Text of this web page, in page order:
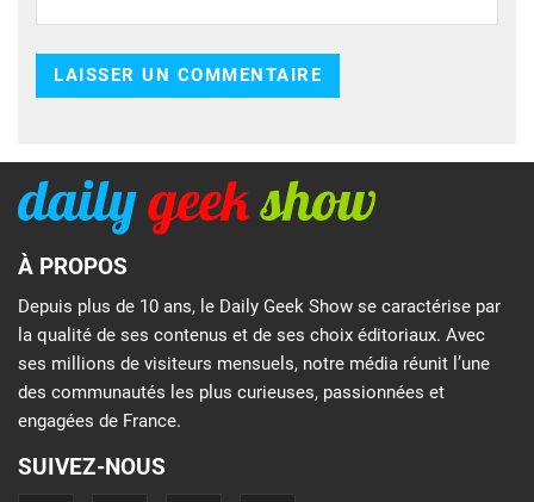
À PROPOS
Depuis plus de 10 ans, le Daily Geek Show se caractérise par
la qualité de ses contenus et de ses choix éditoriaux. Avec
ses millions de visiteurs mensuels, notre média réunit l’une
des communautés les plus curieuses, passionnées et
engagées de France.
SUIVEZ-NOUS